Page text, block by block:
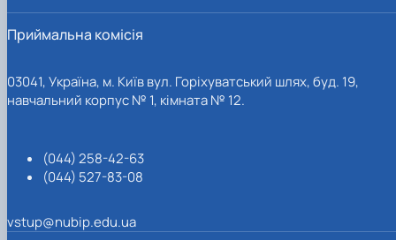
Приймальна комісія
03041, Україна, м. Київ вул. Горіхуватський шлях, буд. 19,
навчальний корпус № 1, кімната № 12.
(044) 258-42-63
(044) 527-83-08
vstup@nubip.edu.ua